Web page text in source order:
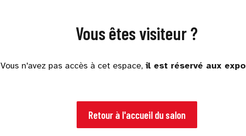
Vous êtes visiteur ?
Vous n'avez pas accès à cet espace, il est réservé aux
Retour à l'accueil du salon